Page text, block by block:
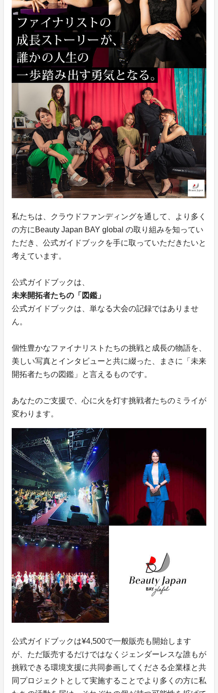
私たちは、クラウドファンディングを通して、より多く
の方にBeauty Japan BAY global の取り組みを知ってい
ただき、公式ガイドブックを手に取っていただきたいと
考えています。
公式ガイドブックは、
未来開拓者たちの「図鑑」
公式ガイドブックは、単なる大会の記録ではありませ
ん。
個性豊かなファイナリストたちの挑戦と成長の物語を、
美しい写真とインタビューと共に綴った、まさに「未来
開拓者たちの図鑑」と言えるものです。
あなたのご支援で、心に火を灯す挑戦者たちのミライが
変わります。
公式ガイドブックは¥4,500で一般販売も開始します
が、ただ販売するだけではなくジェンダーレスな誰もが
挑戦できる環境支援に共同参画してくださる企業様と共
同プロジェクトとして実施することでより多くの方に私